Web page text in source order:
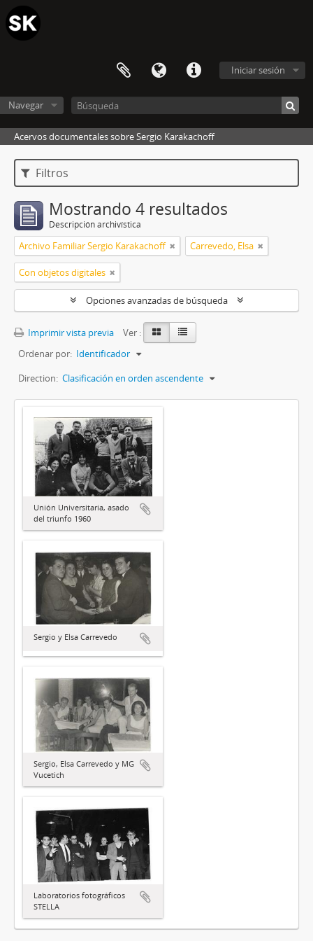
Iniciar sesión
Navegar
Acervos documentales sobre Sergio Karakachoff
Filtros
Mostrando 4 resultados
Descripción archivística
Archivo Familiar Sergio Karakachoff Carrevedo, Elsa
Con objetos digitales
Opciones avanzadas de búsqueda
Imprimir vista previa
Ver :
Ordenar por: Identificador
Direction: Clasificación en orden ascendente
Unión Universitaria, asado
del triunfo 1960
Sergio y Elsa Carrevedo
Sergio, Elsa Carrevedo y MG
Vucetich
Laboratorios fotográficos
STELLA